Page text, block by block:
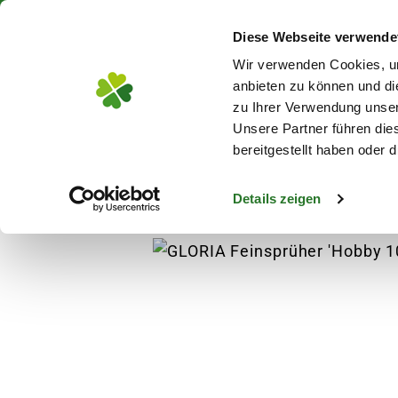
Diese Webseite
Wir verwenden Cookies,
anbieten zu können und
zu Ihrer Verwendung
Unsere Partner führen
bereitgestellt haben oder
Details zeigen
Blumen
Pflanzen Pflanzenschutz GLORIA